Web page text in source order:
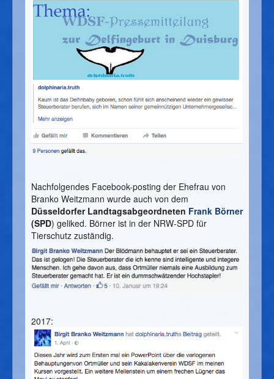
Nachfolgendes Facebook-posting der Ehefrau von
Branko Weitzmann wurde auch von dem
Düsseldorfer Landtagsabgeordneten Frank Börner
(SPD) geliked. Börner ist in der NRW-SPD für
Tierschutz zuständig.
2017: